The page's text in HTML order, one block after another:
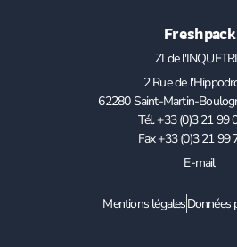
Freshpack
ZI de
2 Rue de
62280 Saint-Martin-
Tél. +33 (0)3 21 99
Fax +33 (0)3 21 99
E-mail
Mentions légalesDonnées